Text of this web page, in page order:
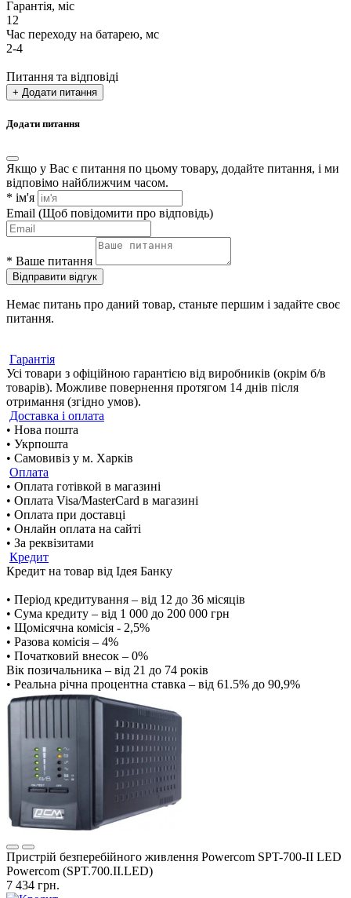
Гарантія, міс
12
Час переходу на батарею, мс
2-4
Питання та відповіді
+ Додати питання
Додати питання
Якщо у Вас є питання по цьому товару, додайте питання, і ми
відповімо найближчим часом.
* ім'я
Email (Щоб повідомити про відповідь)
* Ваше питання
Відправити відгук
Немає питань про даний товар, станьте першим і задайте своє
питання.
Гарантія
Усі товари з офіційною гарантією від виробників (окрім б/в
товарів). Можливе повернення протягом 14 днів після
отримання (згідно умов).
Доставка і оплата
• Нова пошта
• Укрпошта
• Самовивіз у м. Харків
Оплата
• Оплата готівкой в магазині
• Оплата Visa/MasterCard в магазині
• Оплата при доставці
• Онлайн оплата на сайті
• За реквізитами
Кредит
Кредит на товар від Ідея Банку
• Період кредитування – від 12 до 36 місяців
• Сума кредиту – від 1 000 до 200 000 грн
• Щомісячна комісія - 2,5%
• Разова комісія – 4%
• Початковий внесок – 0%
Вік позичальника – від 21 до 74 років
• Реальна річна процентна ставка – від 61.5% до 90,9%
Пристрій безперебійного живлення Powercom SPT-700-II LED
Powercom (SPT.700.II.LED)
7 434 грн.